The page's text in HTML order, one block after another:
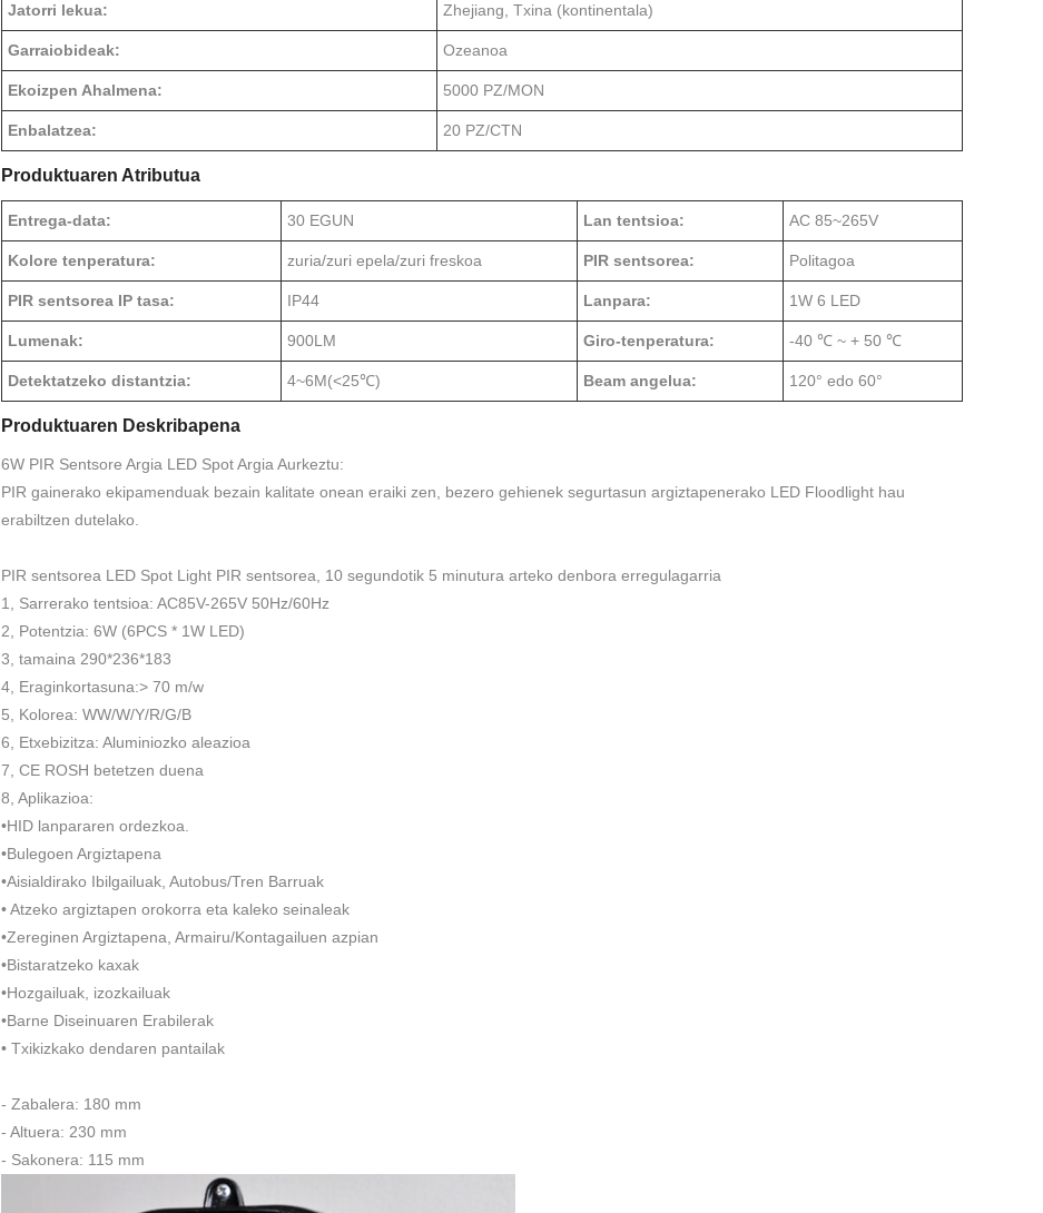
Jatorri lekua: Zhejiang, Txina (kontinentala)
Garraiobideak: Ozeanoa
Ekoizpen Ahalmena: 5000 PZ/MON
Enbalatzea: 20 PZ/CTN
Produktuaren Atributua
Entrega-data: 30 EGUN Lan tentsioa: AC 85~265V
Kolore tenperatura: zuria/zuri epela/zuri freskoa PIR sentsorea: Politagoa
PIR sentsorea IP tasa: IP44 Lanpara: 1W 6 LED
Lumenak: 900LM Giro-tenperatura: -40 ℃ ~ + 50 ℃
Detektatzeko distantzia: 4~6M(<25℃) Beam angelua: 120° edo 60°
Produktuaren Deskribapena
6W PIR Sentsore Argia LED Spot Argia Aurkeztu:
PIR gainerako ekipamenduak bezain kalitate onean eraiki zen, bezero gehienek segurtasun argiztapenerako LED Floodlight hau
erabiltzen dutelako.
PIR sentsorea LED Spot Light PIR sentsorea, 10 segundotik 5 minutura arteko denbora erregulagarria
1, Sarrerako tentsioa: AC85V-265V 50Hz/60Hz
2, Potentzia: 6W (6PCS * 1W LED)
3, tamaina 290*236*183
4, Eraginkortasuna:> 70 m/w
5, Kolorea: WW/W/Y/R/G/B
6, Etxebizitza: Aluminiozko aleazioa
7, CE ROSH betetzen duena
8, Aplikazioa:
•HID lanpararen ordezkoa.
•Bulegoen Argiztapena
•Aisialdirako Ibilgailuak, Autobus/Tren Barruak
• Atzeko argiztapen orokorra eta kaleko seinaleak
•Zereginen Argiztapena, Armairu/Kontagailuen azpian
•Bistaratzeko kaxak
•Hozgailuak, izozkailuak
•Barne Diseinuaren Erabilerak
• Txikizkako dendaren pantailak
- Zabalera: 180 mm
- Altuera: 230 mm
- Sakonera: 115 mm